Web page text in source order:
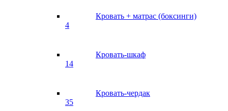
Кровать + матрас (боксинги)
4
Кровать-шкаф
14
Кровать-чердак
35